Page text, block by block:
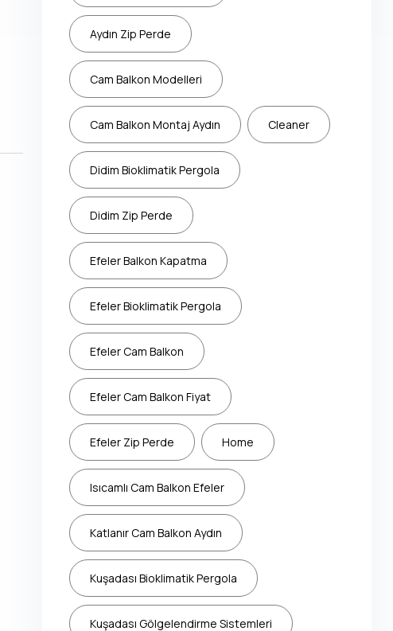
Aydın Zip Perde
Cam Balkon Modelleri
Cam Balkon Montaj Aydın Cleaner
Didim Bioklimatik Pergola
Didim Zip Perde
Efeler Balkon Kapatma
Efeler Bioklimatik Pergola
Efeler Cam Balkon
Efeler Cam Balkon Fiyat
Efeler Zip Perde Home
Isıcamlı Cam Balkon Efeler
Katlanır Cam Balkon Aydın
Kuşadası Bioklimatik Pergola
Kuşadası Gölgelendirme Sistemleri